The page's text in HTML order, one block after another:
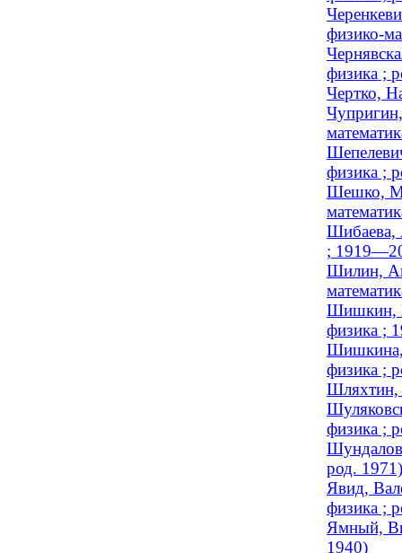
физико-
физика ;
Чертко,
физика ;
Шешко,
Шибаева,
;
Шилин,
Шишкин,
физика ;
Шишкина,
физика ;
Шляхтин,
физика ;
род. 1971)
Явид,
физика ;
Ямный,
1940)